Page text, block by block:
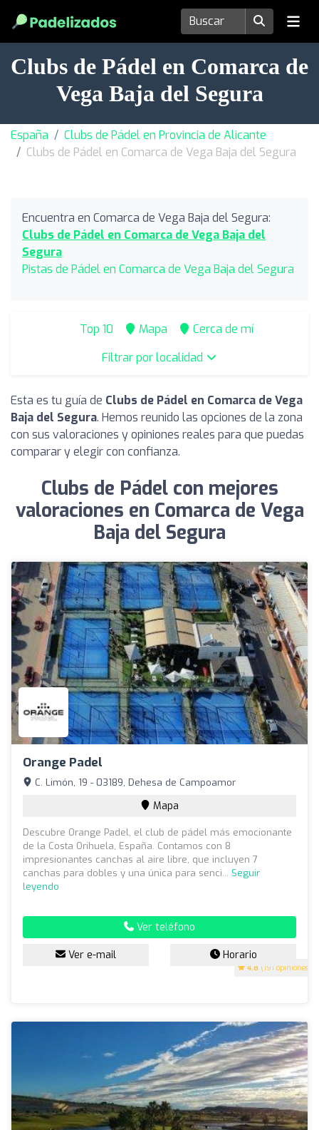
Clubs de Pádel en Comarca de
Vega Baja del Segura
España
Clubs de Pádel en Provincia de Alicante
Clubs de Pádel en Comarca de Vega Baja del Segura
Encuentra en Comarca de Vega Baja del Segura:
Clubs de Pádel en Comarca de Vega Baja del
Segura
Pistas de Pádel en Comarca de Vega Baja del Segura
Top 10 Mapa
Cerca de mí
Filtrar por localidad
Esta es tu guía de Clubs de Pádel en Comarca de Vega
Baja del Segura. Hemos reunido las opciones de la zona
con sus valoraciones y opiniones reales para que puedas
comparar y elegir con confianza.
Clubs de Pádel con mejores
valoraciones en Comarca de Vega
Baja del Segura
Orange Padel
4.8 (191 opiniones)
C. Limón, 19 - 03189, Dehesa de Campoamor
Mapa
Descubre Orange Padel, el club de pádel más emocionante
de la Costa Orihuela, España. Contamos con 8
impresionantes canchas al aire libre, que incluyen 7
canchas para dobles y una única para senci... Seguir
leyendo
Ver teléfono
Ver e-mail Horario